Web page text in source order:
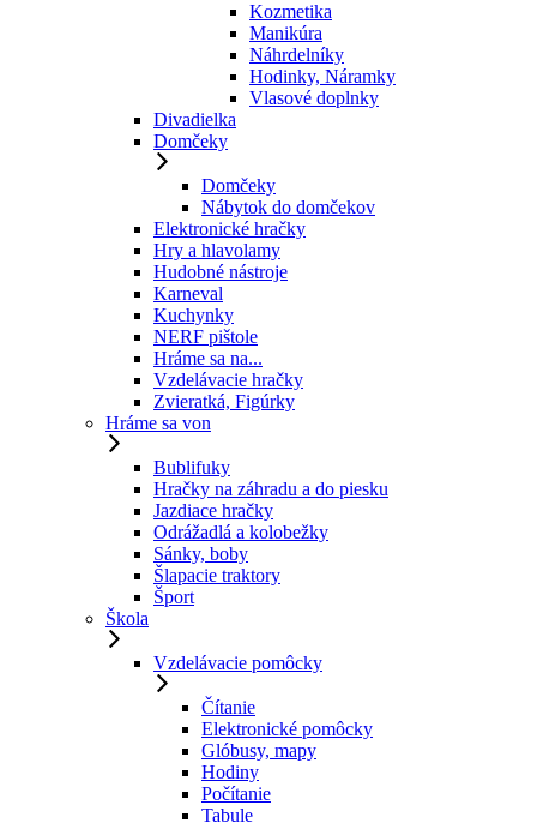
Kozmetika
Manikúra
Náhrdelníky
Hodinky, Náramky
Vlasové doplnky
Divadielka
Domčeky
Domčeky
Nábytok do domčekov
Elektronické hračky
Hry a hlavolamy
Hudobné nástroje
Karneval
Kuchynky
NERF pištole
Hráme sa na...
Vzdelávacie hračky
Zvieratká, Figúrky
Hráme sa von
Bublifuky
Hračky na záhradu a do piesku
Jazdiace hračky
Odrážadlá a kolobežky
Sánky, boby
Šlapacie traktory
Šport
Škola
Vzdelávacie pomôcky
Čítanie
Elektronické pomôcky
Glóbusy, mapy
Hodiny
Počítanie
Tabule